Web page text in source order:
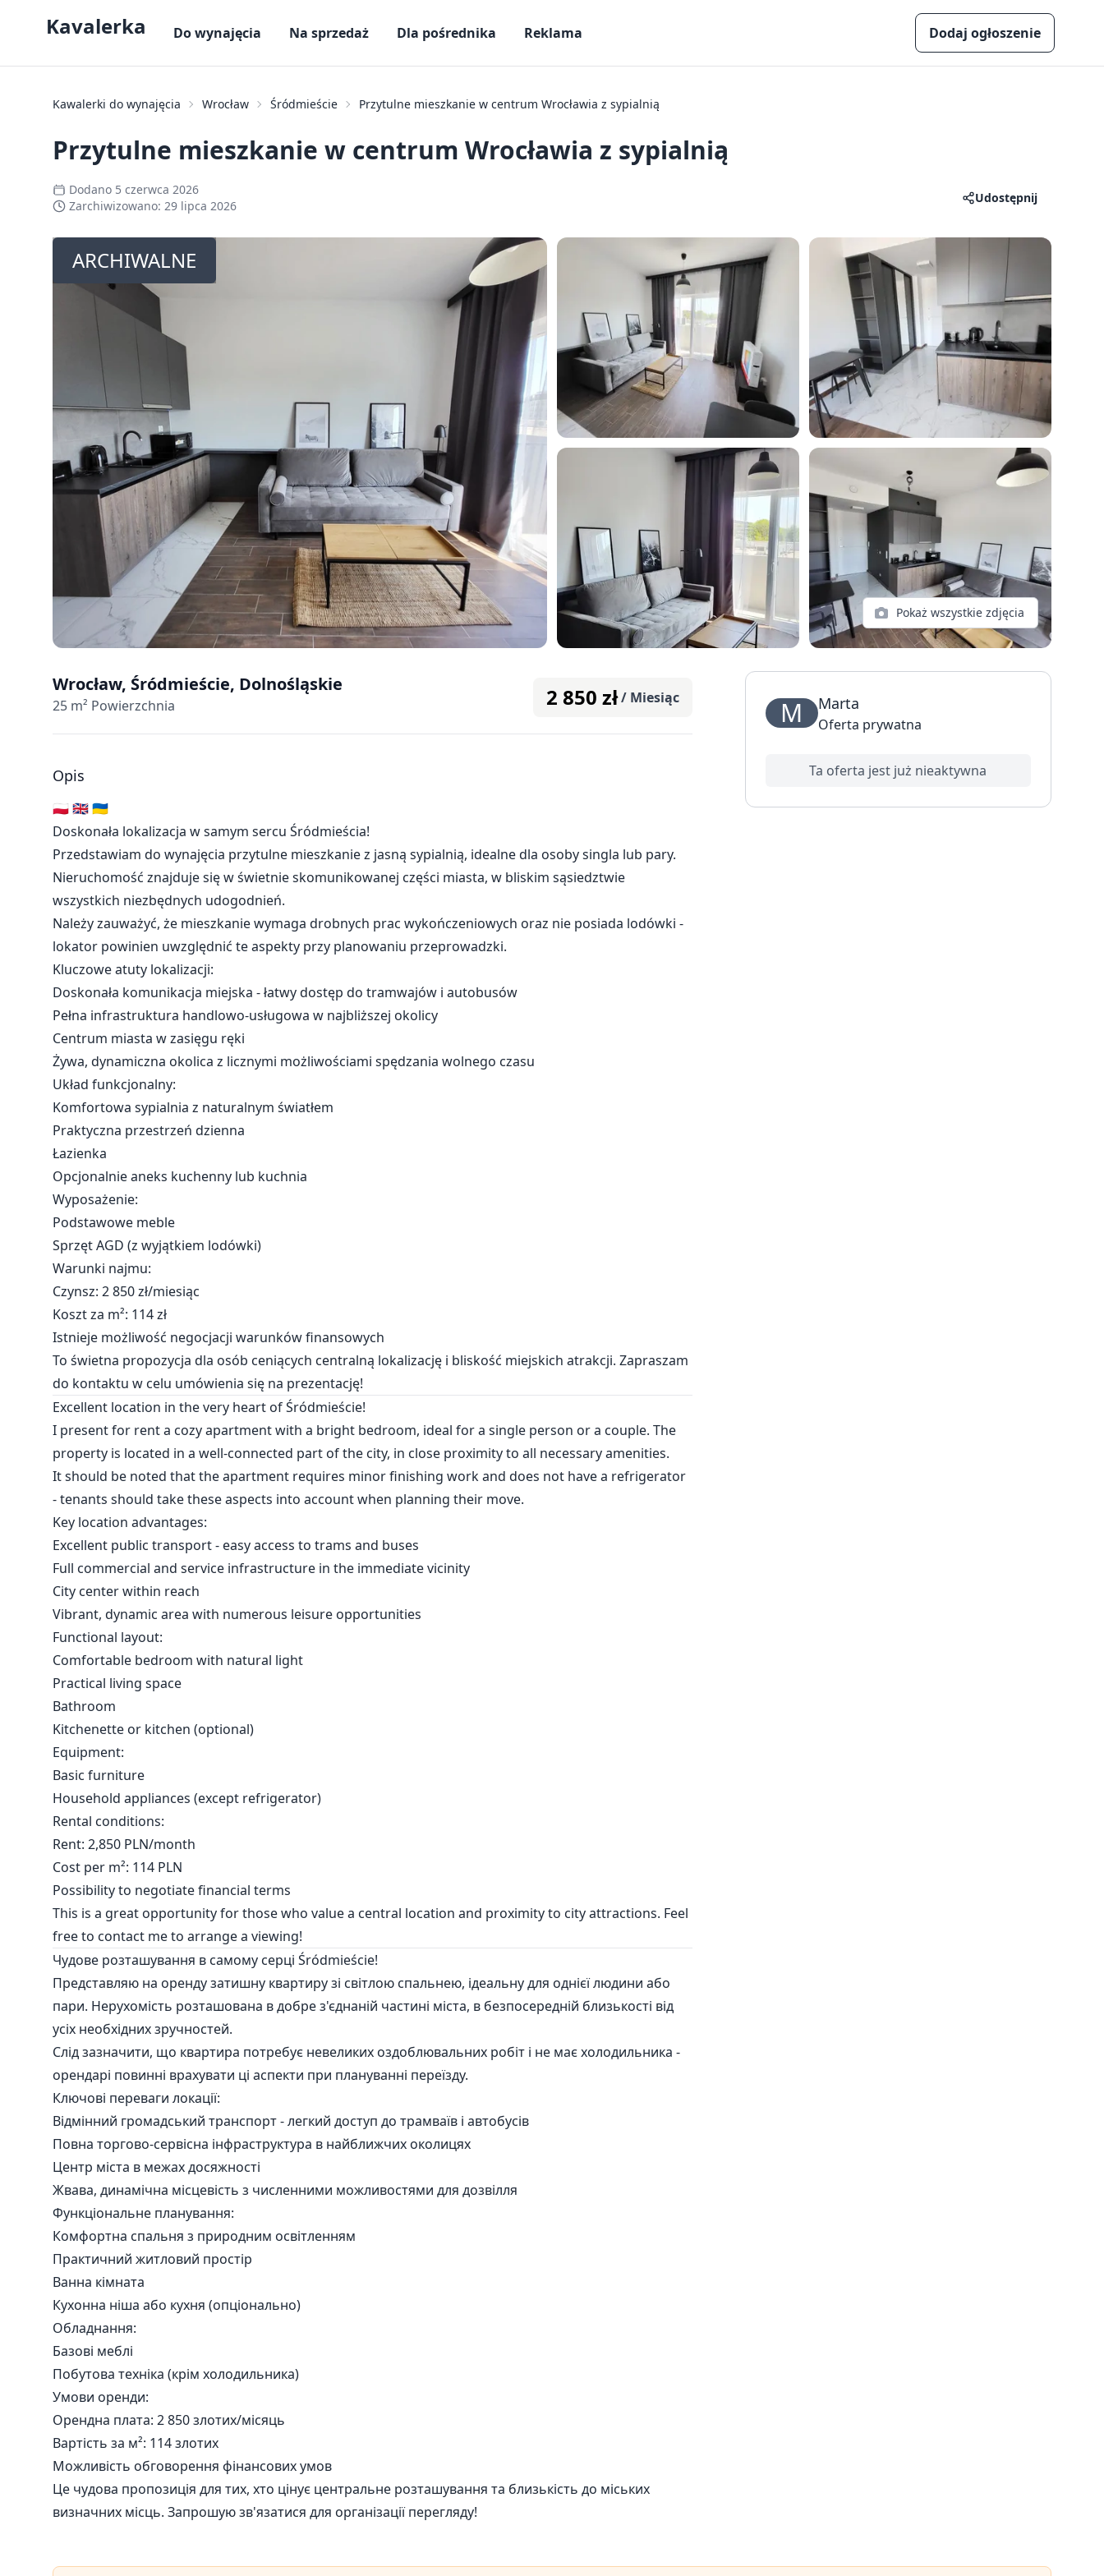
Kavalerka Do wynajęcia Na sprzedaż Dla pośrednika Reklama Dodaj ogłoszenie
Kawalerki do wynajęcia Wrocław Śródmieście Przytulne mieszkanie w centrum Wrocławia z sypialnią
Przytulne mieszkanie w centrum Wrocławia z sypialnią
Dodano 5 czerwca 2026
Zarchiwizowano: 29 lipca 2026
Udostępnij
ARCHIWALNE
Pokaż wszystkie zdjęcia
Wrocław, Śródmieście, Dolnośląskie
25 m² Powierzchnia 2 850 zł/ Miesiąc
Opis
🇵🇱 🇬🇧 🇺🇦
Doskonała lokalizacja w samym sercu Śródmieścia!
Przedstawiam do wynajęcia przytulne mieszkanie z jasną sypialnią, idealne dla osoby singla lub pary.
Nieruchomość znajduje się w świetnie skomunikowanej części miasta, w bliskim sąsiedztwie
wszystkich niezbędnych udogodnień.
Należy zauważyć, że mieszkanie wymaga drobnych prac wykończeniowych oraz nie posiada lodówki -
lokator powinien uwzględnić te aspekty przy planowaniu przeprowadzki.
Kluczowe atuty lokalizacji:
Doskonała komunikacja miejska - łatwy dostęp do tramwajów i autobusów
Pełna infrastruktura handlowo-usługowa w najbliższej okolicy
Centrum miasta w zasięgu ręki
Żywa, dynamiczna okolica z licznymi możliwościami spędzania wolnego czasu
Układ funkcjonalny:
Komfortowa sypialnia z naturalnym światłem
Praktyczna przestrzeń dzienna
Łazienka
Opcjonalnie aneks kuchenny lub kuchnia
Wyposażenie:
Podstawowe meble
Sprzęt AGD (z wyjątkiem lodówki)
Warunki najmu:
Czynsz: 2 850 zł/miesiąc
Koszt za m²: 114 zł
Istnieje możliwość negocjacji warunków finansowych
To świetna propozycja dla osób ceniących centralną lokalizację i bliskość miejskich atrakcji. Zapraszam
do kontaktu w celu umówienia się na prezentację!
Excellent location in the very heart of Śródmieście!
I present for rent a cozy apartment with a bright bedroom, ideal for a single person or a couple. The
property is located in a well-connected part of the city, in close proximity to all necessary amenities.
It should be noted that the apartment requires minor finishing work and does not have a refrigerator
- tenants should take these aspects into account when planning their move.
Key location advantages:
Excellent public transport - easy access to trams and buses
Full commercial and service infrastructure in the immediate vicinity
City center within reach
Vibrant, dynamic area with numerous leisure opportunities
Functional layout:
Comfortable bedroom with natural light
Practical living space
Bathroom
Kitchenette or kitchen (optional)
Equipment:
Basic furniture
Household appliances (except refrigerator)
Rental conditions:
Rent: 2,850 PLN/month
Cost per m²: 114 PLN
Possibility to negotiate financial terms
This is a great opportunity for those who value a central location and proximity to city attractions. Feel
free to contact me to arrange a viewing!
Чудове розташування в самому серці Śródmieście!
Представляю на оренду затишну квартиру зі світлою спальнею, ідеальну для однієї людини або
пари. Нерухомість розташована в добре з'єднаній частині міста, в безпосередній близькості від
усіх необхідних зручностей.
Слід зазначити, що квартира потребує невеликих оздоблювальних робіт і не має холодильника -
орендарі повинні врахувати ці аспекти при плануванні переїзду.
Ключові переваги локації:
Відмінний громадський транспорт - легкий доступ до трамваїв і автобусів
Повна торгово-сервісна інфраструктура в найближчих околицях
Центр міста в межах досяжності
Жвава, динамічна місцевість з численними можливостями для дозвілля
Функціональне планування:
Комфортна спальня з природним освітленням
Практичний житловий простір
Ванна кімната
Кухонна ніша або кухня (опціонально)
Обладнання:
Базові меблі
Побутова техніка (крім холодильника)
Умови оренди:
Орендна плата: 2 850 злотих/місяць
Вартість за м²: 114 злотих
Можливість обговорення фінансових умов
Це чудова пропозиція для тих, хто цінує центральне розташування та близькість до міських
визначних місць. Запрошую зв'язатися для організації перегляду!
M Marta
Oferta prywatna
Ta oferta jest już nieaktywna